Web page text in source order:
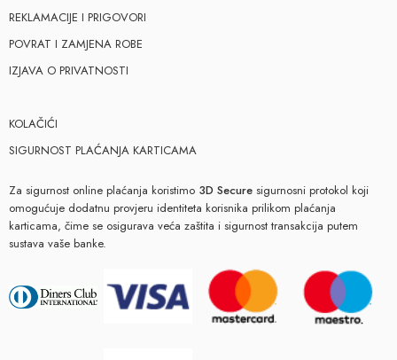
REKLAMACIJE I PRIGOVORI
POVRAT I ZAMJENA ROBE
IZJAVA O PRIVATNOSTI
KOLAČIĆI
SIGURNOST PLAĆANJA KARTICAMA
Za sigurnost online plaćanja koristimo 3D Secure sigurnosni protokol koji
omogućuje dodatnu provjeru identiteta korisnika prilikom plaćanja
karticama, čime se osigurava veća zaštita i sigurnost transakcija putem
sustava vaše banke.